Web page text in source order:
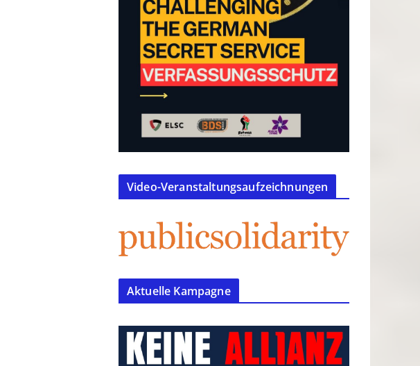
Video-Veranstaltungsaufzeichnungen
Aktuelle Kampagne